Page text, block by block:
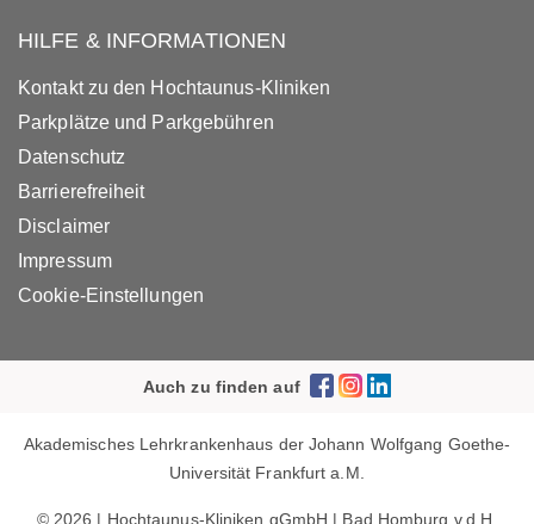
HILFE & INFORMATIONEN
Kontakt zu den Hochtaunus-Kliniken
Parkplätze und Parkgebühren
Datenschutz
Barrierefreiheit
Disclaimer
Impressum
Cookie-Einstellungen
Auch zu finden auf
Akademisches Lehrkrankenhaus der Johann Wolfgang Goethe-
Universität Frankfurt a.M.
© 2026 | Hochtaunus-Kliniken gGmbH | Bad Homburg v.d.H.